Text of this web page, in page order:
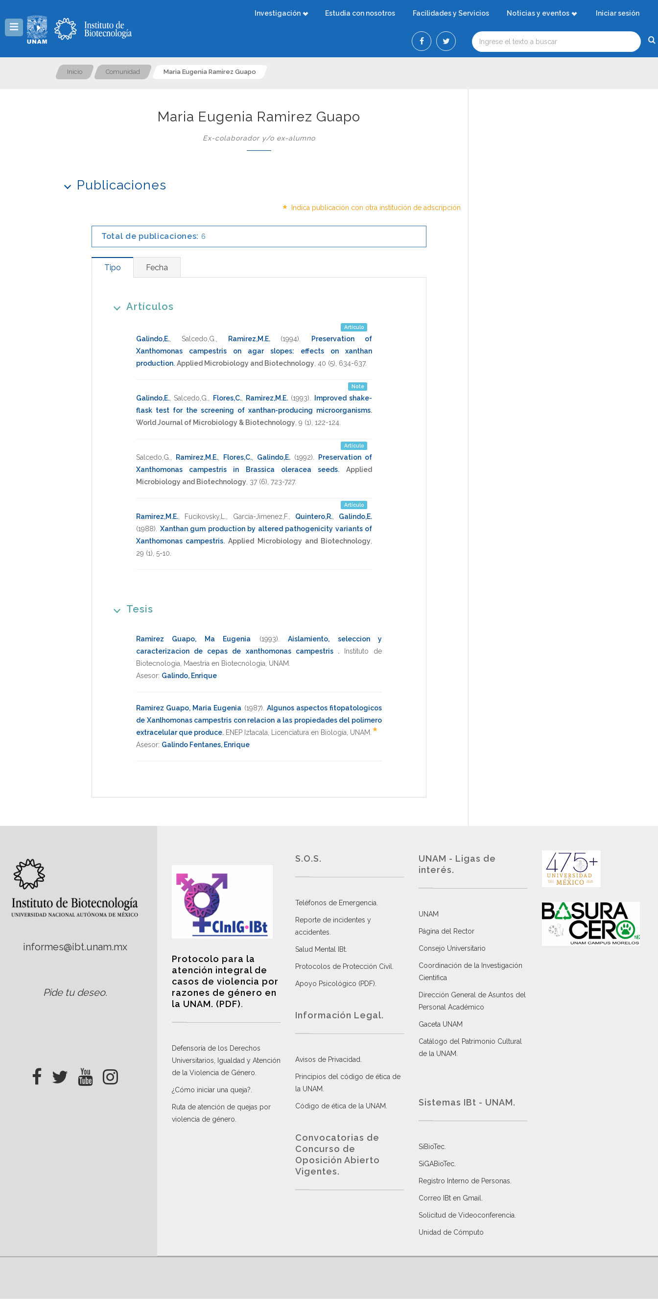
Investigación Estudia con nosotros Facilidades y Servicios Noticias y eventos Iniciar sesión
Inicio Comunidad Maria Eugenia Ramirez Guapo
Maria Eugenia Ramirez Guapo
Ex-colaborador y/o ex-alumno
Publicaciones
* Indica publicación con otra institución de adscripción
Total de publicaciones: 6
Tipo Fecha
Artículos
Artículo
Galindo,E. Salcedo,G. Ramirez,M.E. (1994)
Preservation of
Xanthomonas campestris on agar slopes: effects on xanthan
production. Applied Microbiology and Biotechnology 40 (5), 634-637.
Note
Galindo,E. Salcedo,G. Flores,C., Ramirez,M.E. (1993)
Improved shake-
flask test for the screening of xanthan-producing microorganisms.
World Journal of Microbiology & Biotechnology 9 (1), 122-124
Artículo
Salcedo,G. Ramirez,M.E. Flores,C. Galindo,E. (1992)
Preservation of
Xanthomonas campestris in Brassica oleracea seeds.
Applied
Microbiology and Biotechnology 37 (6), 723-727.
Artículo
Ramirez,M.E. Fucikovsky,L. Garcia-Jimenez,F. Quintero,R., Galindo,E.
(1988)
Xanthan gum production by altered pathogenicity variants of
Xanthomonas campestris. Applied Microbiology and Biotechnology
29 (1), 5-10
Tesis
Ramirez Guapo, Ma Eugenia (1993) .Aislamiento, seleccion y
caracterizacion de cepas de xanthomonas campestris .
Instituto de
Biotecnologia
Maestria en Biotecnologia UNAM
Asesor: Galindo, Enrique
Ramirez Guapo, Maria Eugenia (1987) Algunos aspectos fitopatologicos
de Xanlhomonas campestris con relacion a las propiedades del polimero
extracelular que produce. ENEP Iztacala Licenciatura en Biología UNAM *
Asesor: Galindo Fentanes, Enrique
informes@ibt.unam.mx
Pide tu deseo.
Protocolo para la
atención integral de
casos de violencia por
razones de género en
la UNAM. (PDF).
Defensoría de los Derechos
Universitarios, Igualdad y Atención
de la Violencia de Género
¿Cómo iniciar una queja?
Ruta de atención de quejas por
violencia de género
S.O.S.
Teléfonos de Emergencia.
Reporte de incidentes y
accidentes
Salud Mental IBt
Protocolos de Protección Civil
Apoyo Psicológico (PDF)
Información Legal.
Avisos de Privacidad
Principios del código de ética de
la UNAM
Código de ética de la UNAM
Convocatorias de
Concurso de
Oposición Abierto
Vigentes.
UNAM - Ligas de
interés.
UNAM
Página del Rector
Consejo Universitario
Coordinación de la Investigación
Científica
Dirección General de Asuntos del
Personal Académico
Gaceta UNAM
Catálogo del Patrimonio Cultural
de la UNAM.
Sistemas IBt - UNAM.
SiBioTec
SiGABioTec.
Registro Interno de Personas
Correo IBt en Gmail
Solicitud de Videoconferencia.
Unidad de Cómputo